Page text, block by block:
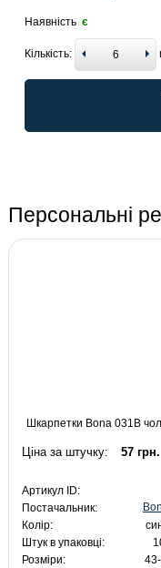
Наявність є
Кількість:
Персональні
Шкарпетки Bona 031B
Ціна за штучку: 57 грн.
Артикул ID:
Постачальник:
Колір:
Штук в упаковці:
Розміри: